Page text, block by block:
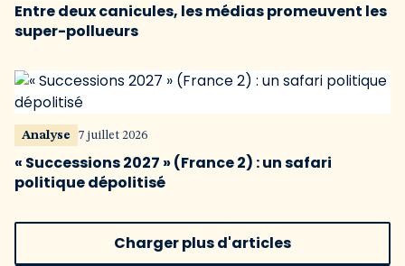
Entre deux canicules, les médias promeuvent les
super-pollueurs
Analyse 7 juillet 2026
« Successions 2027 » (France 2) : un safari
politique dépolitisé
Charger plus d'articles